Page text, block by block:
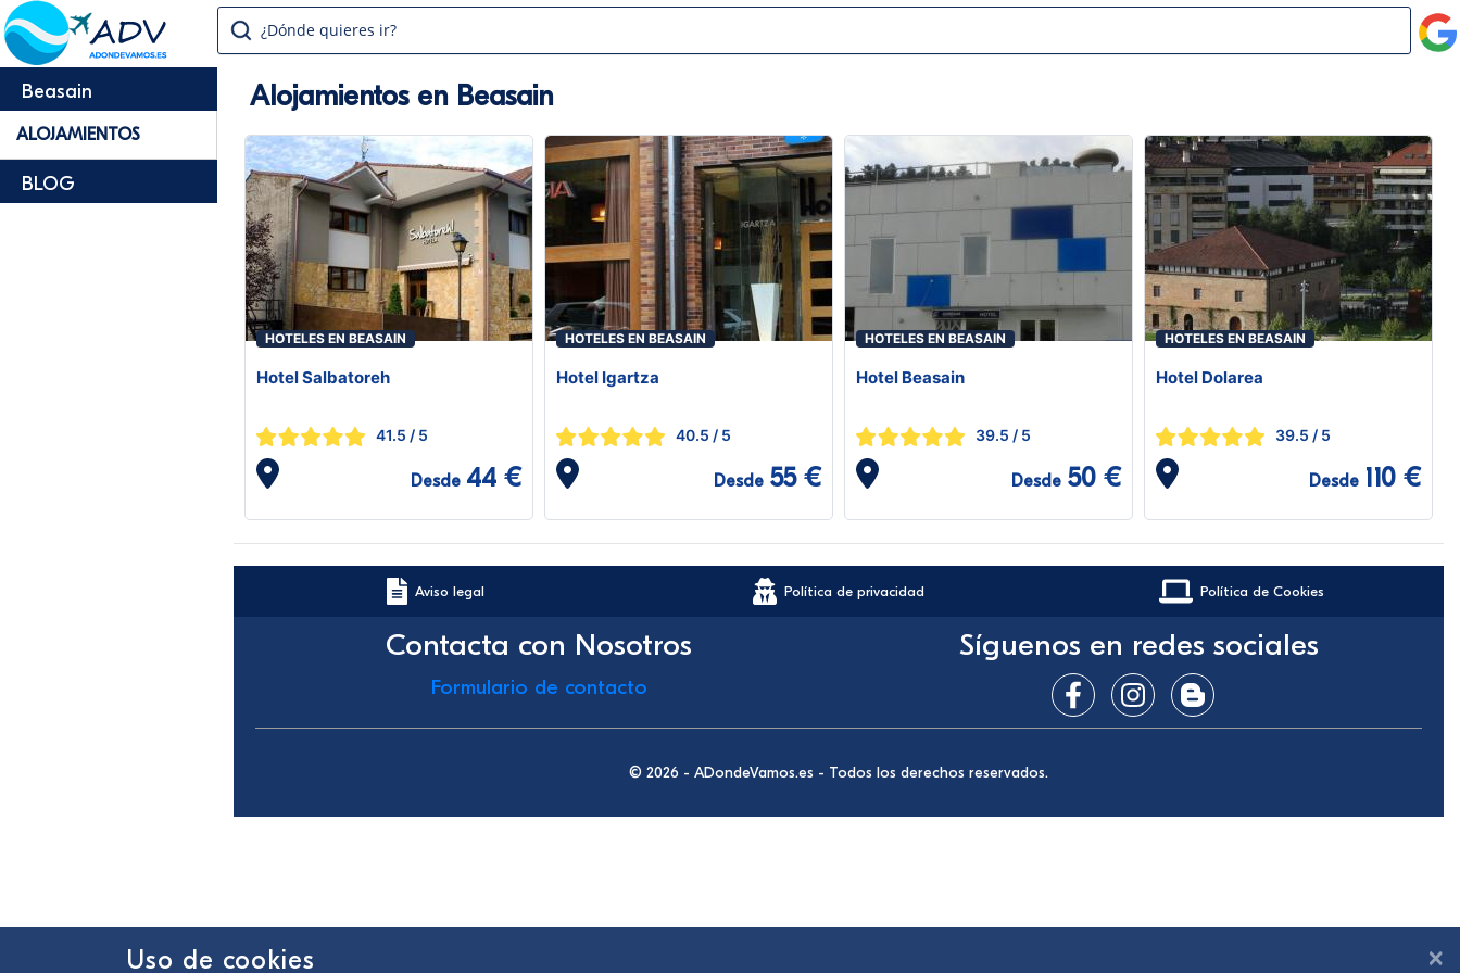
¿Dónde quieres ir?
Beasain
ALOJAMIENTOS
BLOG
Alojamientos en Beasain
HOTELES EN BEASAIN
Hotel Salbatoreh
41.5 / 5
Desde 44 €
HOTELES EN BEASAIN
Hotel Igartza
40.5 / 5
Desde 55 €
HOTELES EN BEASAIN
Hotel Beasain
39.5 / 5
Desde 50 €
HOTELES EN BEASAIN
Hotel Dolarea
39.5 / 5
Desde 110 €
Aviso legal Política de privacidad Política de Cookies
Contacta con Nosotros
Formulario de contacto
Síguenos en redes sociales
© 2026 - ADondeVamos.es - Todos los derechos reservados.
×
Uso de cookies